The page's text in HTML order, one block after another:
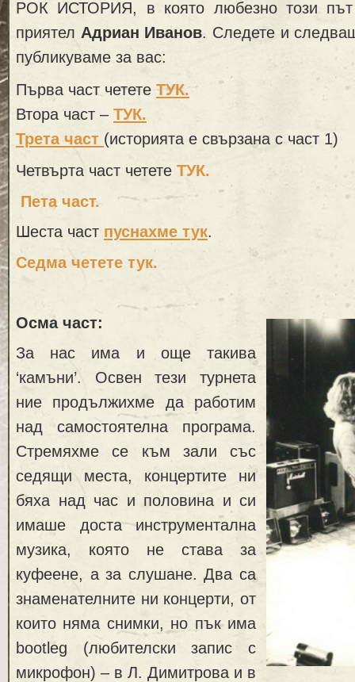
РОК ИСТОРИЯ, в която любезно този
приятел Адриан Иванов. Следете и
публикуваме за вас:
Първа част четете ТУК.
Втора част – ТУК.
Трета част (историята е свързана с част 1)
Четвърта част четете ТУК.
Пета част.
Шеста част пуснахме тук.
Седма четете тук.
Осма част:
За нас има и още такива
‘камъни’. Освен тези турнета
ние продължихме да работим
над самостоятелна програма.
Стремяхме се към зали със
седящи места, концертите ни
бяха над час и половина и си
имаше доста инструментална
музика, която не става за
куфеене, а за слушане. Два са
знаменателните ни концерти, от
които няма снимки, но пък има
bootleg (любителски запис с
микрофон) – в Л. Димитрова и в